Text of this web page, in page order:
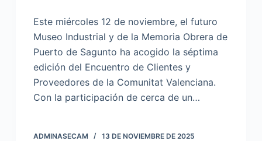
Este miércoles 12 de noviembre, el futuro
Museo Industrial y de la Memoria Obrera de
Puerto de Sagunto ha acogido la séptima
edición del Encuentro de Clientes y
Proveedores de la Comunitat Valenciana.
Con la participación de cerca de un…
ADMINASECAM 13 DE NOVIEMBRE DE 2025